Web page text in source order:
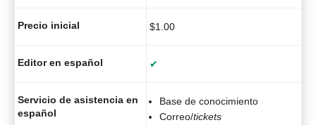
Precio inicial $1.00
Editor en español ✔
Servicio de asistencia en
español
Base de conocimiento
Correo/tickets